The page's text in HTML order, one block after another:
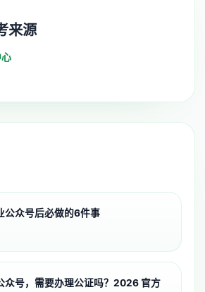
来源
公众号后必做的6件事
众号，需要办理公证吗？2026 官方